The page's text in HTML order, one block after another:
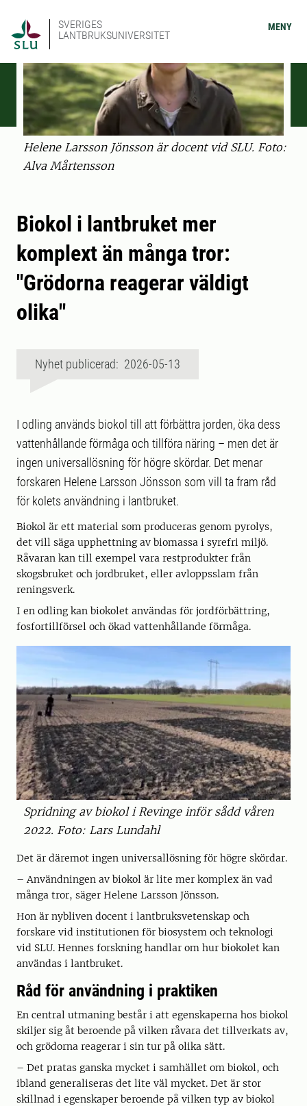
SVERIGES
LANTBRUKSUNIVERSITET
MENY
Helene Larsson Jönsson är docent vid SLU. Foto:
Alva Mårtensson
Biokol i lantbruket mer
komplext än många tror:
"Grödorna reagerar väldigt
olika"
Nyhet publicerad: 2026-05-13
I odling används biokol till att förbättra jorden, öka dess
vattenhållande förmåga och tillföra näring – men det är
ingen universallösning för högre skördar. Det menar
forskaren Helene Larsson Jönsson som vill ta fram råd
för kolets användning i lantbruket.
Biokol är ett material som produceras genom pyrolys,
det vill säga upphettning av biomassa i syrefri miljö.
Råvaran kan till exempel vara restprodukter från
skogsbruket och jordbruket, eller avloppsslam från
reningsverk.
I en odling kan biokolet användas för jordförbättring,
fosfortillförsel och ökad vattenhållande förmåga.
Spridning av biokol i Revinge inför sådd våren
2022. Foto: Lars Lundahl
Det är däremot ingen universallösning för högre skördar.
– Användningen av biokol är lite mer komplex än vad
många tror, säger Helene Larsson Jönsson.
Hon är nybliven docent i lantbruksvetenskap och
forskare vid institutionen för biosystem och teknologi
vid SLU. Hennes forskning handlar om hur biokolet kan
användas i lantbruket.
Råd för användning i praktiken
En central utmaning består i att egenskaperna hos biokol
skiljer sig åt beroende på vilken råvara det tillverkats av,
och grödorna reagerar i sin tur på olika sätt.
– Det pratas ganska mycket i samhället om biokol, och
ibland generaliseras det lite väl mycket. Det är stor
skillnad i egenskaper beroende på vilken typ av biokol